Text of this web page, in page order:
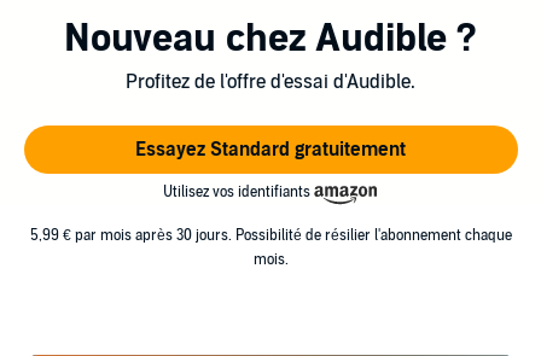
obtenu le Prix des Maisons de la Presse et le Prix des
Libraires au livre de poche ; en 2019, le Prix des
Lecteurs.
Nouveau chez Audible ?
Profitez de l'offre d'essai d'Audible.
Essayez Standard gratuitement
Utilisez vos identifiants
5,99 € par mois après 30 jours. Possibilité de résilier l'abonnement chaque
mois.